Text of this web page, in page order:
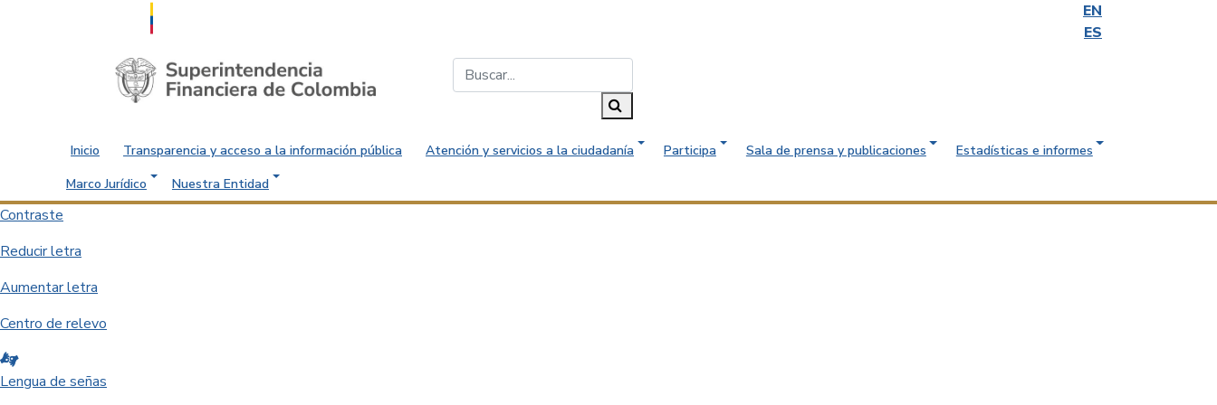
EN
ES
Saltar al contenido principal
Inicio Transparencia y acceso a la información pública Atención y servicios a la ciudadanía Participa Sala de prensa y publicaciones
Estadísticas e informes
Marco Jurídico
Nuestra Entidad
Contraste
Reducir letra
Aumentar letra
Centro de relevo
Lengua de señas